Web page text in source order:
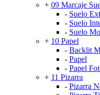
+ 09 Marcaje
- Suelo
- Suelo
- Suelo
+ 10 Papel
- Backlit
- Papel
- Papel
+ 11 Pizarra
- Pizarra